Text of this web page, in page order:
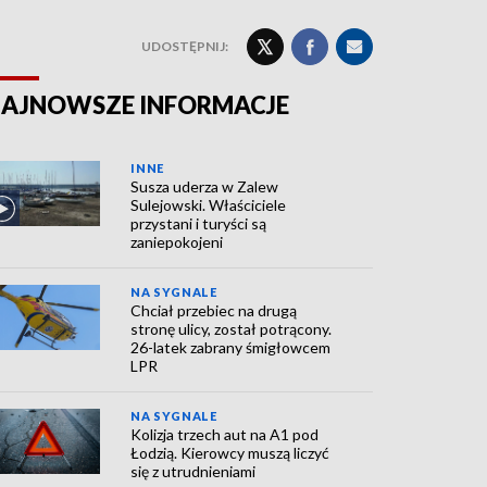
UDOSTĘPNIJ:
INFORMACJE
INNE
Susza uderza w Zalew
Sulejowski. Właściciele
przystani i turyści są
zaniepokojeni
NA SYGNALE
Chciał przebiec na drugą
stronę ulicy, został potrącony.
26-latek zabrany śmigłowcem
LPR
NA SYGNALE
Kolizja trzech aut na A1 pod
Łodzią. Kierowcy muszą liczyć
się z utrudnieniami